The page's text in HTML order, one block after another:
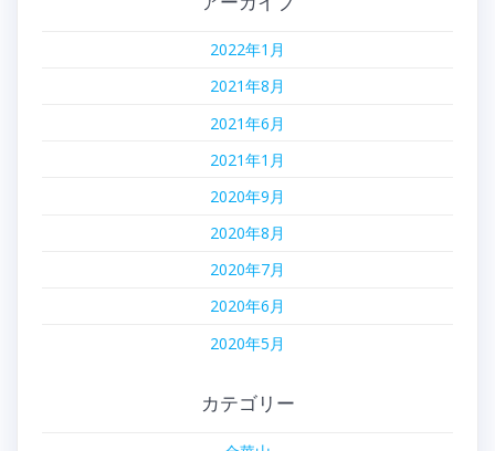
2022年1月
2021年8月
2021年6月
2021年1月
2020年9月
2020年8月
2020年7月
2020年6月
2020年5月
カテゴリー